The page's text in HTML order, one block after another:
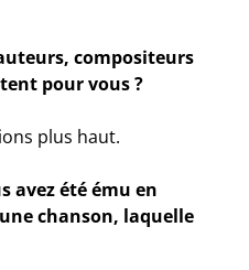
compositeurs
pour vous ?
plus haut.
avez été ému en
chanson, laquelle